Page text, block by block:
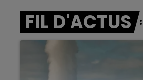
FIL D'ACTUS